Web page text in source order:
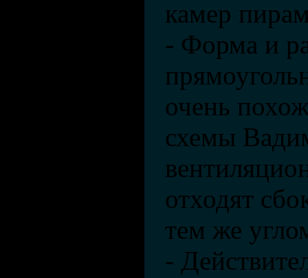
камер
- Форма и
очень
схемы
отходят
тем же
-